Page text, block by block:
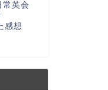
常英会
感想